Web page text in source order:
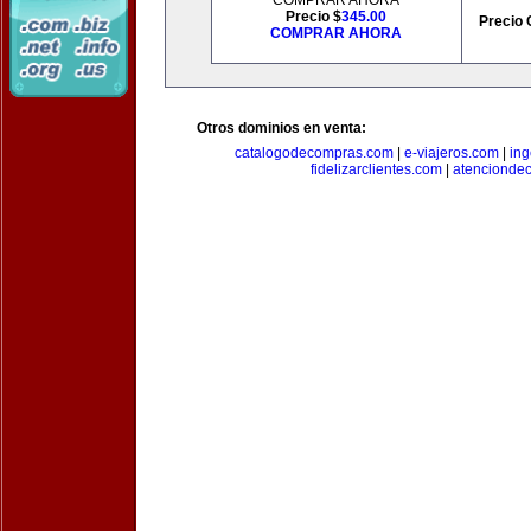
Precio $345.00
COMPRAR AHORA
Precio
Otros dominios en venta:
catalogodecompras.com| e-viajeros.com|
fidelizarclientes.com|